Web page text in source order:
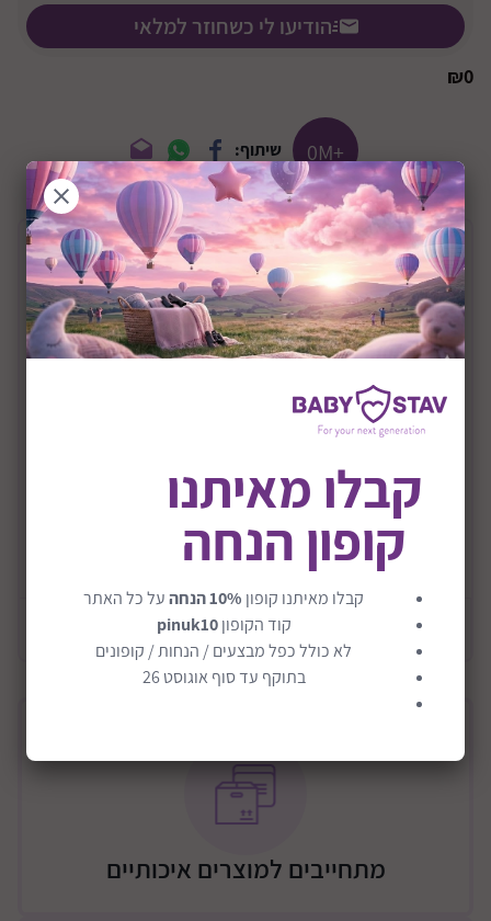
הודיעו לי כשחוזר למלאי
₪0
+0M שיתוף:
תיאור המוצר
מגן מזרון כולל שכבת מגבת למיטת יחיד דגם
80X200
שכבת הגנה נושמת למניעת ריח ורטיבות.
שכבה עליונה ממגבת נעימה ואיכותית.
בד אוורירי בצידי המזרן.
רחיץ במכונת כביסה , לא במייבש !!.
צד עליון כותנה ופוליאסטר צד תחתון PVC.
מידה 80X200 ס"מ
קרא עוד
מידע כללי
מתחייבים למוצרים איכותיים
קבלו מאיתנו
קופון הנחה
קבלו מאיתנו קופון 10% הנחה
על כל האתר
קוד הקופוןpinuk10
לא כולל כפל מבצעים / הנחות / קופונים
בתוקף עד סוף אוגוסט 26